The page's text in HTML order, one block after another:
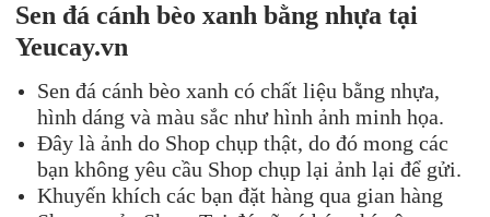
Sen đá cánh bèo xanh bằng nhựa tại
Yeucay.vn
Sen đá cánh bèo xanh có chất liệu bằng nhựa,
hình dáng và màu sắc như hình ảnh minh họa.
Đây là ảnh do Shop chụp thật, do đó mong các
bạn không yêu cầu Shop chụp lại ảnh lại để gửi.
Khuyến khích các bạn đặt hàng qua gian hàng